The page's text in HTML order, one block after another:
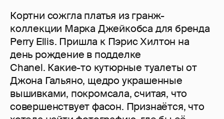
Кортни сожгла платья из гранж-
коллекции Марка Джейкобса для бренда
Perry Ellis. Пришла к Пэрис Хилтон на
день рождение в подделке
Chanel. Какие-то кутюрные туалеты от
Джона Гальяно, щедро украшенные
вышивками, покромсала, считая, что
совершенствует фасон. Признаётся, что